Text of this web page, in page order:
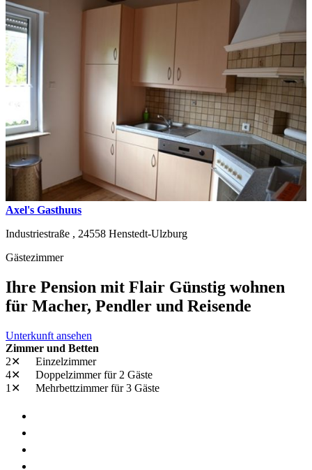
Axel's Gasthuus
Industriestraße , 24558 Henstedt-Ulzburg
Gästezimmer
Ihre Pension mit Flair Günstig wohnen
für Macher, Pendler und Reisende
Unterkunft ansehen
Zimmer und Betten
2✕
Einzelzimmer
4✕
Doppelzimmerfür 2 Gäste
1✕
Mehrbettzimmerfür 3 Gäste